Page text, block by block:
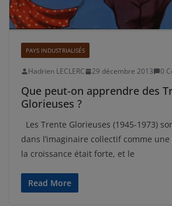
PAYS INDUSTRIALISÉS
Hadrien LECLERC 29 décembre 2013 0
Que peut-on apprendre des
Glorieuses ?
Les Trente Glorieuses (1945-1973)
dans l’imaginaire collectif comme
la croissance était forte, et le
Read More